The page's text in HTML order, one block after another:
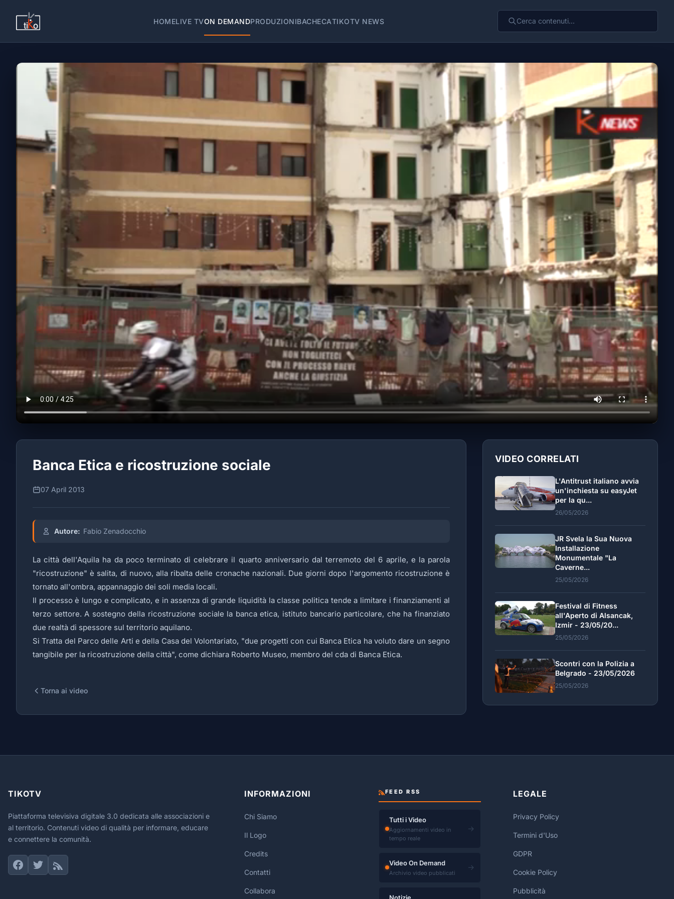
HOMELIVE TVON DEMANDPRODUZIONIBACHECATIKOTV NEWS
Banca Etica e ricostruzione sociale
07 April 2013
Autore: Fabio Zenadocchio
La città dell'Aquila ha da poco terminato di celebrare il quarto anniversario dal terremoto del 6 aprile, e la parola
"ricostruzione" è salita, di nuovo, alla ribalta delle cronache nazionali. Due giorni dopo l'argomento ricostruzione è
tornato all'ombra, appannaggio dei soli media locali.
Il processo è lungo e complicato, e in assenza di grande liquidità la classe politica tende a limitare i finanziamenti al
terzo settore. A sostegno della ricostruzione sociale la banca etica, istituto bancario particolare, che ha finanziato
due realtà di spessore sul territorio aquilano.
Si Tratta del Parco delle Arti e della Casa del Volontariato, "due progetti con cui Banca Etica ha voluto dare un segno
tangibile per la ricostruzione della città", come dichiara Roberto Museo, membro del cda di Banca Etica.
Torna ai video
VIDEO CORRELATI
L'Antitrust italiano avvia
un'inchiesta su easyJet
per la qu...
26/05/2026
JR Svela la Sua Nuova
Installazione
Monumentale "La
Caverne...
25/05/2026
Festival di Fitness
all'Aperto di Alsancak,
Izmir - 23/05/20...
25/05/2026
Scontri con la Polizia a
Belgrado - 23/05/2026
25/05/2026
TIKOTV
Piattaforma televisiva digitale 3.0 dedicata alle associazioni e
al territorio. Contenuti video di qualità per informare, educare
e connettere la comunità.
INFORMAZIONI
Chi Siamo
Il Logo
Credits
Contatti
Collabora
FEED RSS
Tutti i Video
Aggiornamenti video in
tempo reale
→
Video On Demand
Archivio video pubblicati
→
Notizie
LEGALE
Privacy Policy
Termini d'Uso
GDPR
Cookie Policy
Pubblicità